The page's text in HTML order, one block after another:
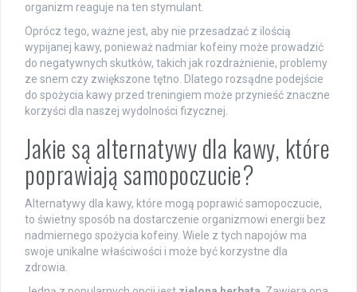
organizm reaguje na ten stymulant.
Oprócz tego, ważne jest, aby nie przesadzać z ilością
wypijanej kawy, ponieważ nadmiar kofeiny może prowadzić
do negatywnych skutków, takich jak rozdrażnienie, problemy
ze snem czy zwiększone tętno. Dlatego rozsądne podejście
do spożycia kawy przed treningiem może przynieść znaczne
korzyści dla naszej wydolności fizycznej.
Jakie są alternatywy dla kawy, które
poprawiają samopoczucie?
Alternatywy dla kawy, które mogą poprawić samopoczucie,
to świetny sposób na dostarczenie organizmowi energii bez
nadmiernego spożycia kofeiny. Wiele z tych napojów ma
swoje unikalne właściwości i może być korzystne dla
zdrowia.